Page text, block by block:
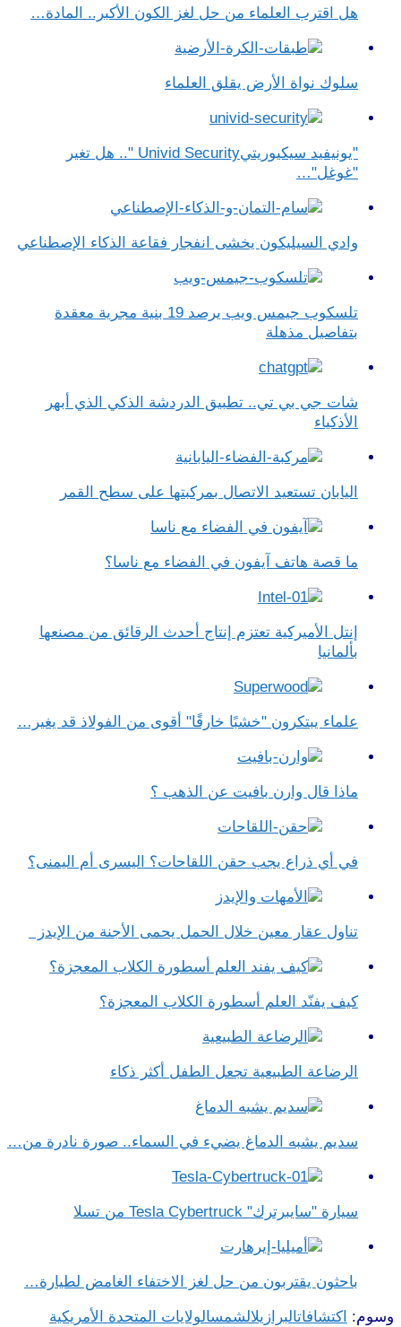
هل اقترب العلماء من حل لغز الكون الأكبر.. المادة…
سلوك نواة الأرض يقلق العلماء
"يونيفيد سيكيوريتيUnivid Security ".. هل تغير
"غوغل"…
وادي السيليكون يخشى انفجار فقاعة الذكاء الإصطناعي
تلسكوب جيمس ويب يرصد 19 بنية مجرية معقدة
بتفاصيل مذهلة
شات جي بي تي.. تطبيق الدردشة الذكي الذي أبهر
الأذكياء
اليابان تستعيد الاتصال بمركبتها على سطح القمر
ما قصة هاتف آيفون في الفضاء مع ناسا؟
إنتل الأميركية تعتزم إنتاج أحدث الرقائق من مصنعها
بألمانيا
علماء يبتكرون "خشبًا خارقًا" أقوى من الفولاذ قد يغير…
ماذا قال وارن بافيت عن الذهب ؟
في أي ذراع يجب حقن اللقاحات؟ اليسرى أم اليمنى؟
تناول عقار معين خلال الحمل يحمى الأجنة من الإيدز
كيف يفنّد العلم أسطورة الكلاب المعجزة؟
الرضاعة الطبيعية تجعل الطفل أكثر ذكاء
سديم يشبه الدماغ يضيء في السماء.. صورة نادرة من…
سيارة "سايبرترك" Tesla Cybertruck من تسلا
باحثون يقتربون من حل لغز الاختفاء الغامض لطيارة…
وسوم: اكتشافاتالبرازيلالشمسالولايات المتحدة الأمريكية